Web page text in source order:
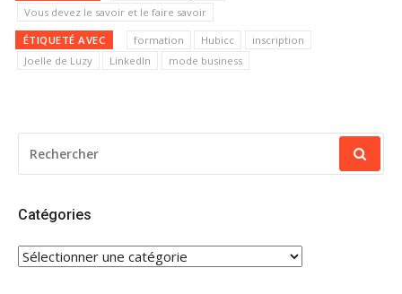
Vous devez le savoir et le faire savoir
ÉTIQUETÉ AVEC formation Hubicc
inscription
Joelle de Luzy
LinkedIn mode business
POUR
:
Catégories
CATÉGORIES